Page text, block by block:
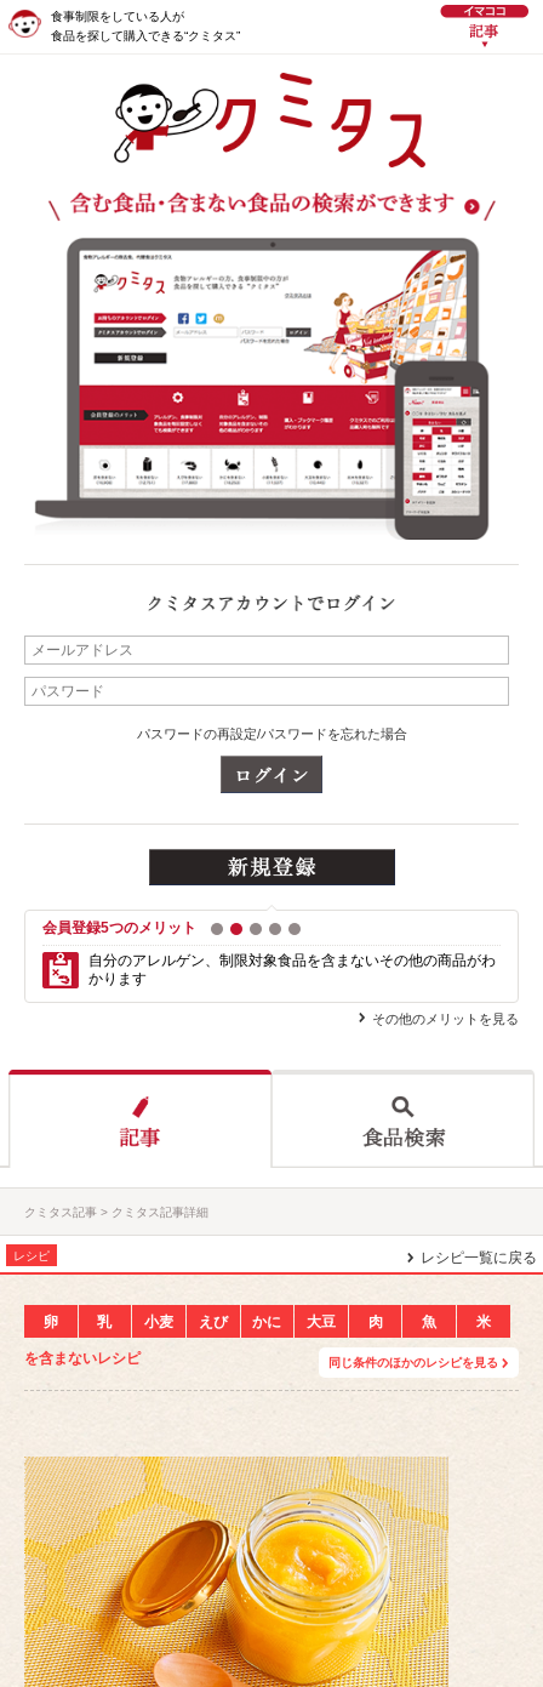
食事制限をしている人が
食品を探して購入できる“クミタス”
パスワードの再設定/パスワードを忘れた場合
会員登録5つのメリット 1 2 3 4
自分のアレルゲン、制限対象食品を含まないその他の商品がわ
かります
その他のメリットを見る
クミタス記事 クミタス記事詳細
レシピ レシピ一覧に戻る
卵 乳 小麦 えび かに 大豆 肉 魚 米
を含まないレシピ 同じ条件のほかのレシピを見る